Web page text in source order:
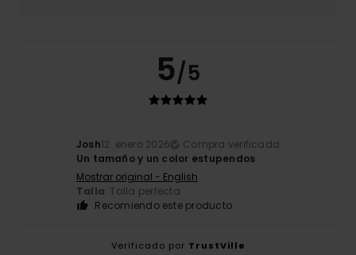
5/5
Josh12. enero 2026
Compra verificada
Un tamaño y un color estupendos
Mostrar original - English
Talla: Talla perfecta
Recomiendo este producto
Verificado por TrustVille